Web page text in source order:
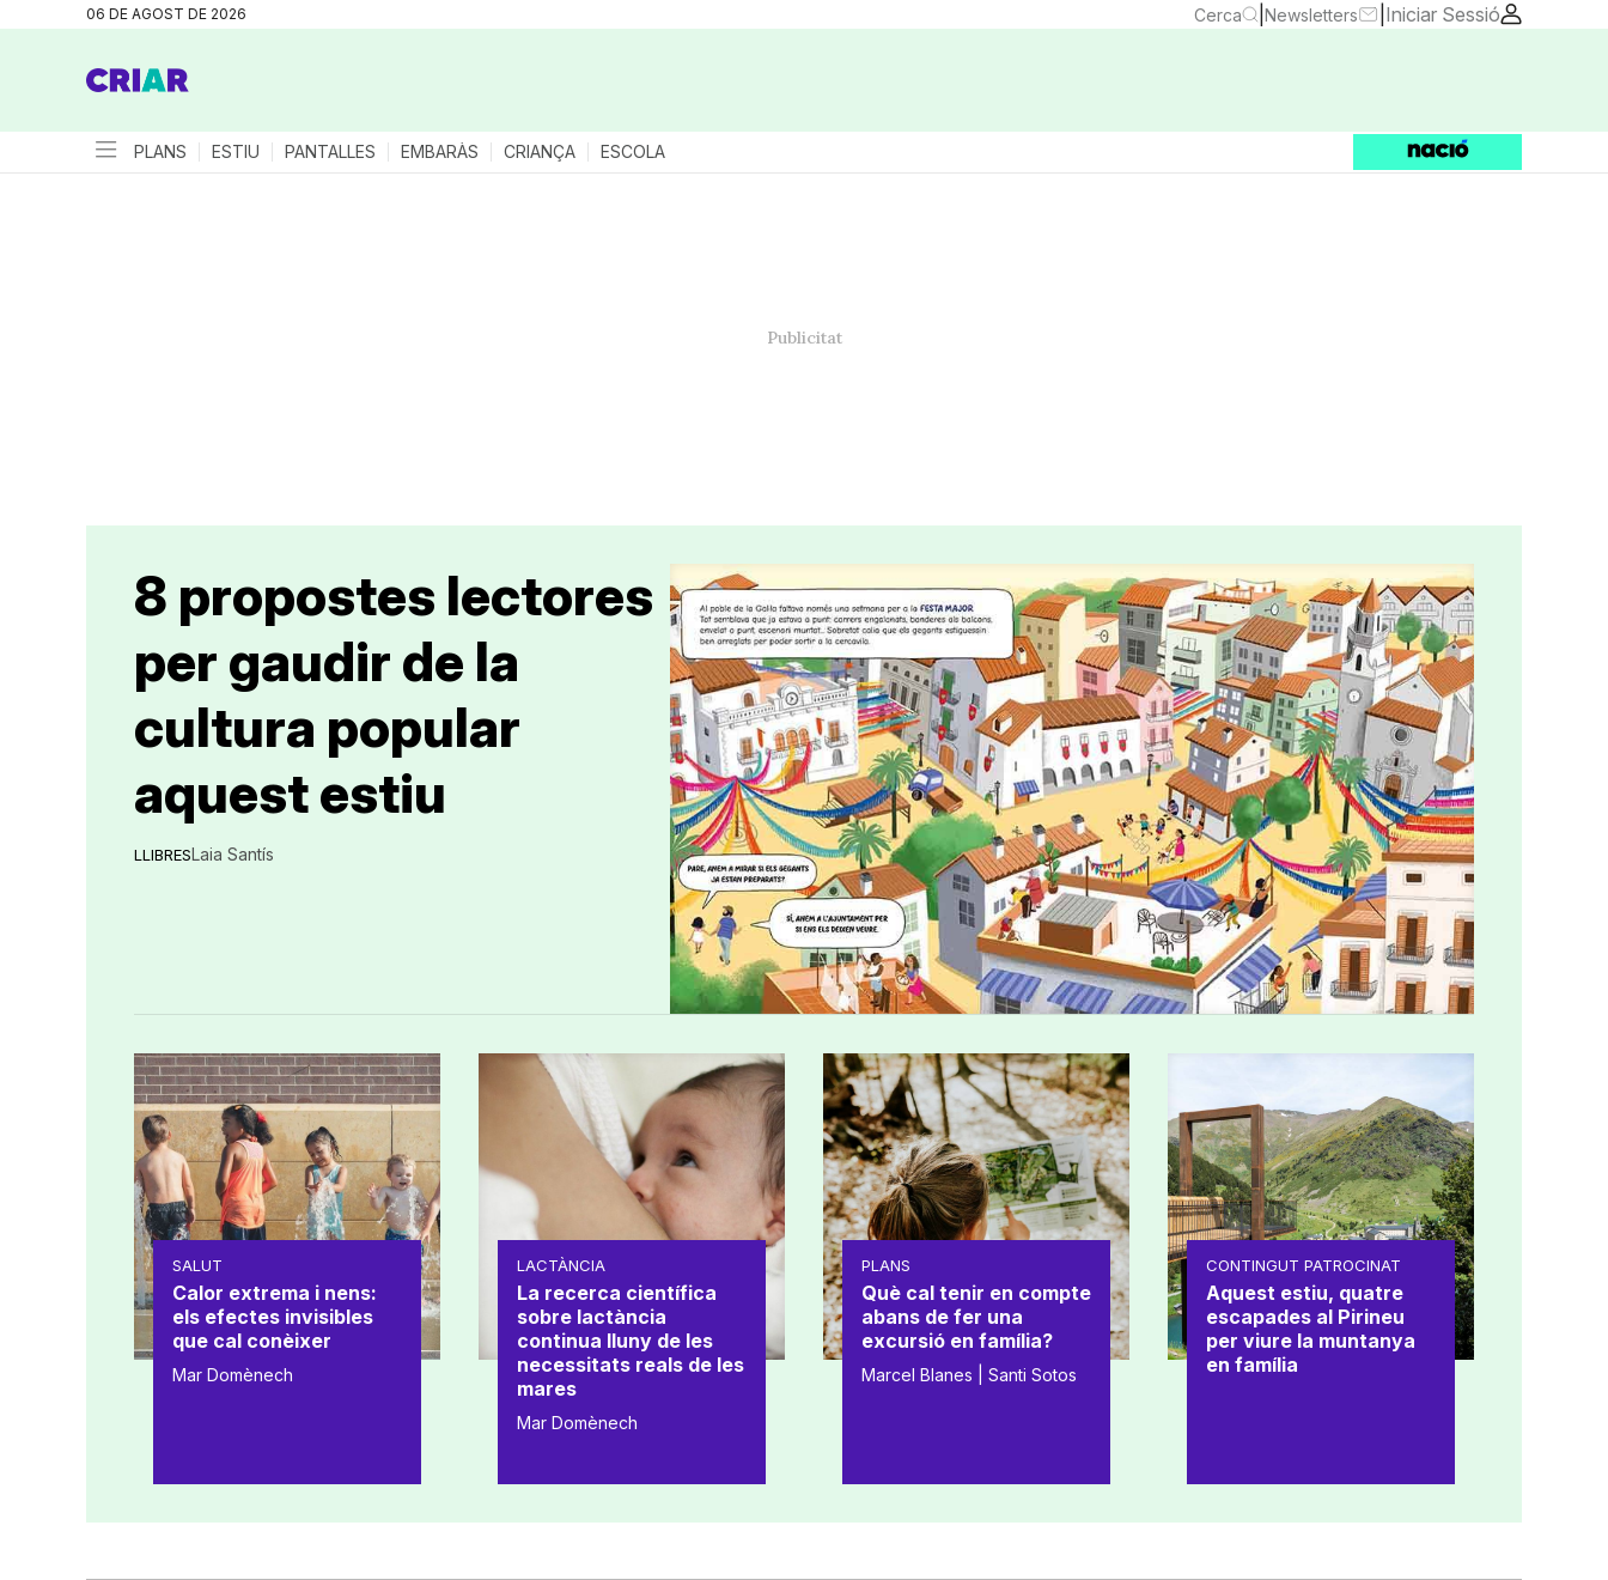
06 DE AGOST DE 2026 Cerca Newsletters Iniciar Sessió
PLANS ESTIU PANTALLES EMBARÀS CRIANÇA ESCOLA
LLIBRES
8 propostes lectores
per gaudir de la
cultura popular
aquest estiu
Laia Santís
SALUT
Calor extrema i nens:
els efectes invisibles
que cal conèixer
Mar Domènech
LACTÀNCIA
La recerca científica
sobre lactància
continua lluny de les
necessitats reals de les
mares
Mar Domènech
PLANS
Què cal tenir en compte
abans de fer una
excursió en família?
Marcel Blanes | Santi Sotos
CONTINGUT PATROCINAT
Aquest estiu, quatre
escapades al Pirineu
per viure la muntanya
en família